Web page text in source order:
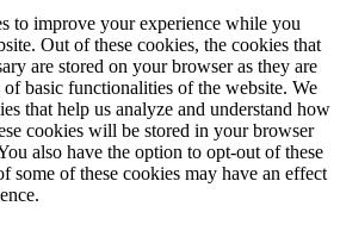
to improve your experience while you
Out of these cookies, the cookies that
are stored on your browser as they are
basic functionalities of the website. We
that help us analyze and understand how
cookies will be stored in your browser
also have the option to opt-out of these
some of these cookies may have an effect